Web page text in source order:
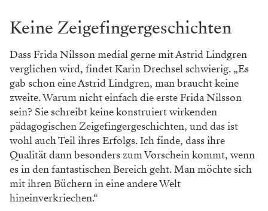
Keine Zeigefingergeschichten
Dass Frida Nilsson medial gerne mit Astrid Lindgren
verglichen wird, findet Karin Drechsel schwierig. „Es
gab schon eine Astrid Lindgren, man braucht keine
zweite. Warum nicht einfach die erste Frida Nilsson
sein? Sie schreibt keine konstruiert wirkenden
pädagogischen Zeigefingergeschichten, und das ist
wohl auch Teil ihres Erfolgs. Ich finde, dass ihre
Qualität dann besonders zum Vorschein kommt, wenn
es in den fantastischen Bereich geht. Man möchte sich
mit ihren Büchern in eine andere Welt
hineinverkriechen.“